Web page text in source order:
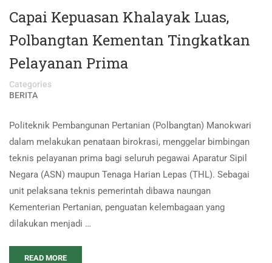
Capai Kepuasan Khalayak Luas,
Polbangtan Kementan Tingkatkan
Pelayanan Prima
Categories
BERITA
Politeknik Pembangunan Pertanian (Polbangtan) Manokwari
dalam melakukan penataan birokrasi, menggelar bimbingan
teknis pelayanan prima bagi seluruh pegawai Aparatur Sipil
Negara (ASN) maupun Tenaga Harian Lepas (THL). Sebagai
unit pelaksana teknis pemerintah dibawa naungan
Kementerian Pertanian, penguatan kelembagaan yang
dilakukan menjadi …
READ MORE